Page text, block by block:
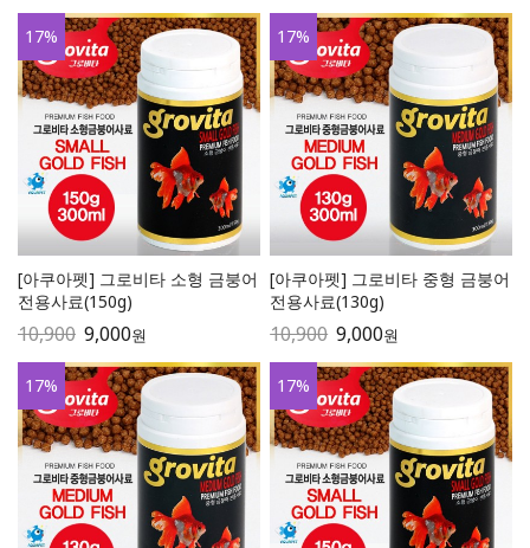
17%
[아쿠아펫] 그로비타 소형 금붕어
전용사료(150g)
10,900 9,000원
17%
[아쿠아펫] 그로비타 중형 금붕어
전용사료(130g)
10,900 9,000원
17% 17%